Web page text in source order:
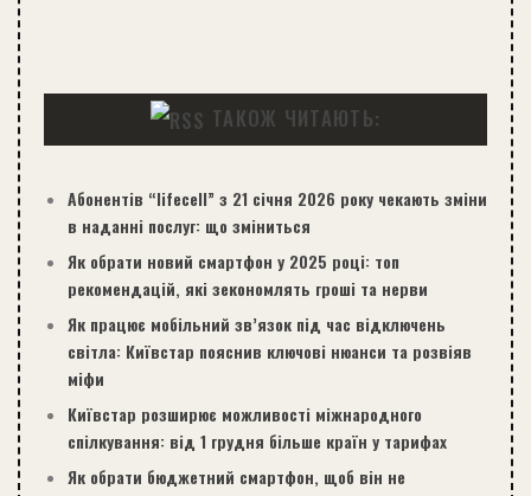
ТАКОЖ ЧИТАЮТЬ:
Абонентів “lifecell” з 21 січня 2026 року чекають зміни
в наданні послуг: що зміниться
Як обрати новий смартфон у 2025 році: топ
рекомендацій, які зекономлять гроші та нерви
Як працює мобільний зв’язок під час відключень
світла: Київстар пояснив ключові нюанси та розвіяв
міфи
Київстар розширює можливості міжнародного
спілкування: від 1 грудня більше країн у тарифах
Як обрати бюджетний смартфон, щоб він не